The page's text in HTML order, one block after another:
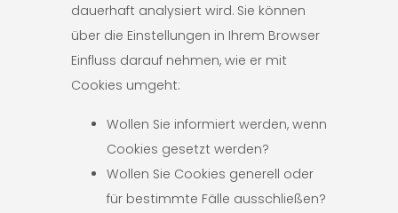
dauerhaft analysiert wird. Sie können
über die Einstellungen in Ihrem Browser
Einfluss darauf nehmen, wie er mit
Cookies umgeht:
Wollen Sie informiert werden, wenn
Cookies gesetzt werden?
Wollen Sie Cookies generell oder
für bestimmte Fälle ausschließen?